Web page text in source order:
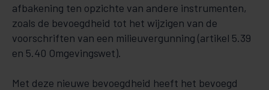
afbakening ten opzichte van andere instrumenten,
zoals de bevoegdheid tot het wijzigen van de
voorschriften van een milieuvergunning (artikel 5.39
en 5.40 Omgevingswet).
Met deze nieuwe bevoegdheid heeft het bevoegd